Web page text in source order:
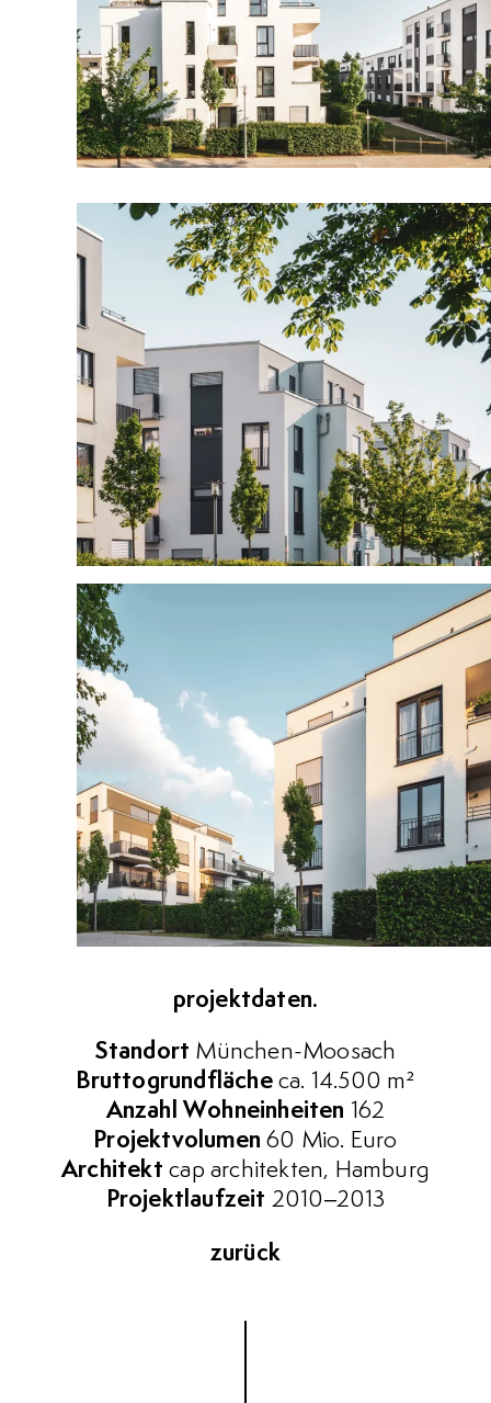
projektdaten.
Standort München-Moosach
Bruttogrundflächeca. 14.500 m²
Anzahl Wohneinheiten 162
Projektvolumen 60 Mio. Euro
Architekt cap architekten, Hamburg
Projektlaufzeit 2010–2013
zurück